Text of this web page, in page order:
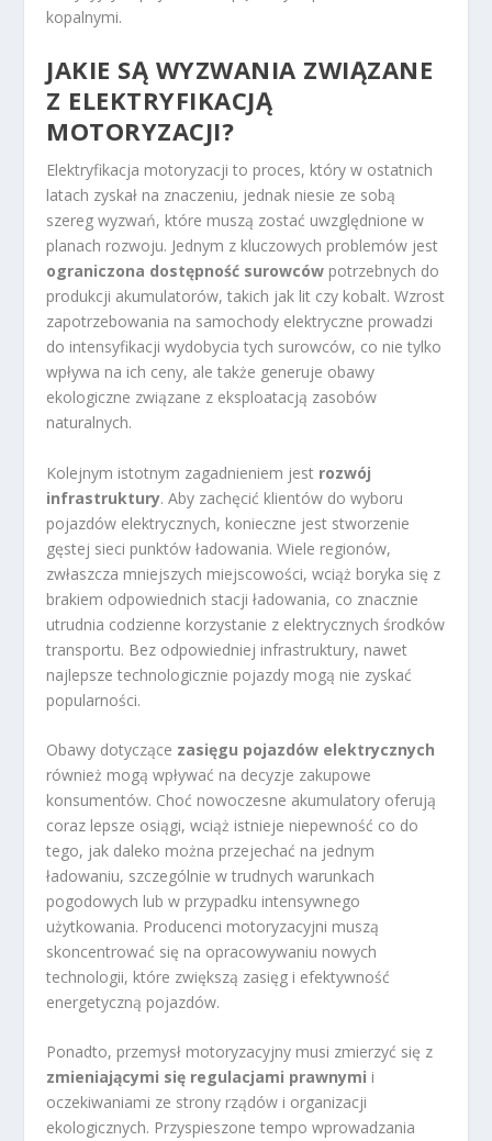
kopalnymi.
JAKIE SĄ WYZWANIA ZWIĄZANE
Z ELEKTRYFIKACJĄ
MOTORYZACJI?
Elektryfikacja motoryzacji to proces, który w ostatnich
latach zyskał na znaczeniu, jednak niesie ze sobą
szereg wyzwań, które muszą zostać uwzględnione w
planach rozwoju. Jednym z kluczowych problemów jest
ograniczona dostępność surowców potrzebnych do
produkcji akumulatorów, takich jak lit czy kobalt. Wzrost
zapotrzebowania na samochody elektryczne prowadzi
do intensyfikacji wydobycia tych surowców, co nie tylko
wpływa na ich ceny, ale także generuje obawy
ekologiczne związane z eksploatacją zasobów
naturalnych.
Kolejnym istotnym zagadnieniem jest rozwój
infrastruktury. Aby zachęcić klientów do wyboru
pojazdów elektrycznych, konieczne jest stworzenie
gęstej sieci punktów ładowania. Wiele regionów,
zwłaszcza mniejszych miejscowości, wciąż boryka się z
brakiem odpowiednich stacji ładowania, co znacznie
utrudnia codzienne korzystanie z elektrycznych środków
transportu. Bez odpowiedniej infrastruktury, nawet
najlepsze technologicznie pojazdy mogą nie zyskać
popularności.
Obawy dotyczące zasięgu pojazdów elektrycznych
również mogą wpływać na decyzje zakupowe
konsumentów. Choć nowoczesne akumulatory oferują
coraz lepsze osiągi, wciąż istnieje niepewność co do
tego, jak daleko można przejechać na jednym
ładowaniu, szczególnie w trudnych warunkach
pogodowych lub w przypadku intensywnego
użytkowania. Producenci motoryzacyjni muszą
skoncentrować się na opracowywaniu nowych
technologii, które zwiększą zasięg i efektywność
energetyczną pojazdów.
Ponadto, przemysł motoryzacyjny musi zmierzyć się z
zmieniającymi się regulacjami prawnymi i
oczekiwaniami ze strony rządów i organizacji
ekologicznych. Przyspieszone tempo wprowadzania